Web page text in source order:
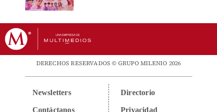
DERECHOS RESERVADOS © GRUPO MILENIO 2026
Newsletters
Contáctanos
Directorio
Privacidad